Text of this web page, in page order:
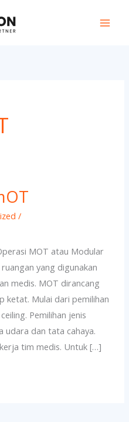
/
MOT atau Modular
yang digunakan
medis. MOT dirancang
ketat. Mulai dari pemilihan
Pemilihan jenis
udara dan tata cahaya.
tim medis. Untuk […]